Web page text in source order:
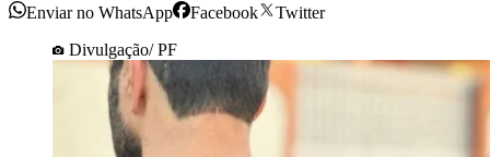
Enviar no WhatsApp Facebook
Twitter
Divulgação/ PF